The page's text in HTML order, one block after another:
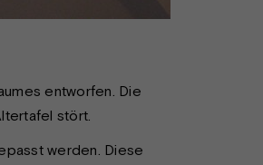
entworfen. Die
stört.
werden. Diese